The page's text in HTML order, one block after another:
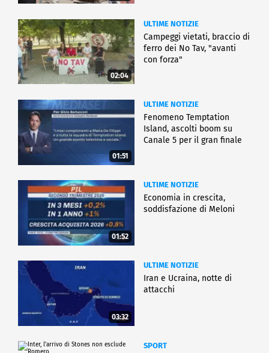
02:04
ULTIME NOTIZIE
Campeggi vietati, braccio di
ferro dei No Tav, "avanti
con forza"
01:51
ULTIME NOTIZIE
Fenomeno Temptation
Island, ascolti boom su
Canale 5 per il gran finale
01:52
ULTIME NOTIZIE
Economia in crescita,
soddisfazione di Meloni
03:32
ULTIME NOTIZIE
Iran e Ucraina, notte di
attacchi
SPORT